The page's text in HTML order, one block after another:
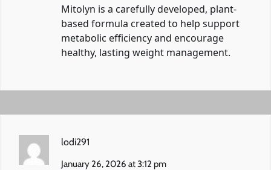
Mitolyn is a carefully developed, plant-
based formula created to help support
metabolic efficiency and encourage
healthy, lasting weight management.
lodi291
January 26, 2026 at 3:12 pm